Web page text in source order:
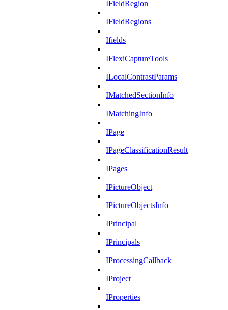
IFieldRegion
IFieldRegions
Ifields
IFlexiCaptureTools
ILocalContrastParams
IMatchedSectionInfo
IMatchingInfo
IPage
IPageClassificationResult
IPages
IPictureObject
IPictureObjectsInfo
IPrincipal
IPrincipals
IProcessingCallback
IProject
IProperties